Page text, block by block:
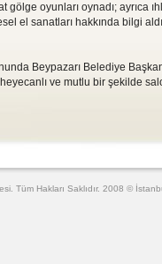
gölge oyunları oynadı; ayrıca
el sanatları hakkında bilgi
Beypazarı Belediye
ve mutlu bir şekilde
Tüm Hakları Saklıdır. 2008 ©